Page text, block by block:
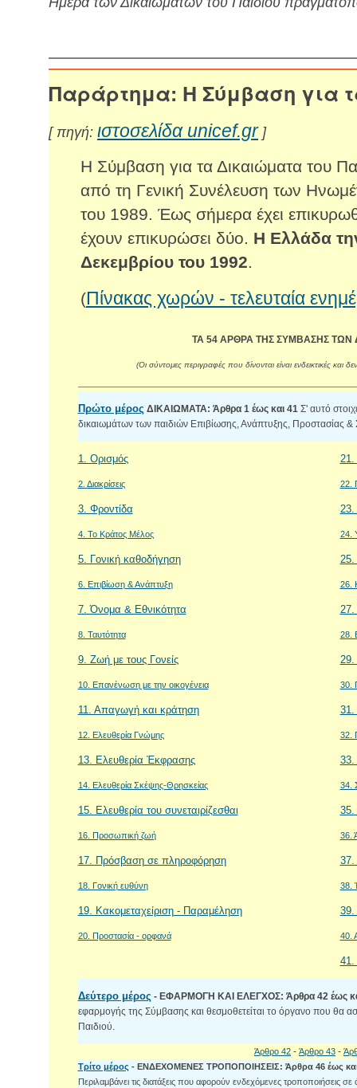
Παράρτημα: H Σύμβαση για
[ πηγή: ιστοσελίδα unicef.gr]
Η Σύμβαση για τα Δικαιώματα του
από τη Γενική Συνέλευση των
του 1989. Έως σήμερα έχει
έχουν επικυρώσει δύο. Η Ελλάδα
Δεκεμβρίου του 1992.
(Πίνακας χωρών - τελευταία
ΤΑ 54 ΑΡΘΡΑ ΤΗΣ ΣΥΜΒΑΣΗΣ ΤΩΝ
(Οι σύντομες περιγραφές που δίνονται είναι ενδεικτικές
Πρώτο μέρος ΔΙΚΑΙΩΜΑΤΑ: Άρθρα 1 έως και 41 Σ' αυτό
δικαιωμάτων των παιδιών Επιβίωσης, Ανάπτυξης, Προστασίας &
1. Ορισμός 21.
2. Διακρίσεις 22.
3. Φροντίδα 23.
4. Το Κράτος Μέλος 24.
5. Γονική καθοδήγηση 25.
6. Επιβίωση & Ανάπτυξη 26.
7. Όνομα & Εθνικότητα 27.
8. Ταυτότητα 28.
9. Ζωή με τους Γονείς 29.
10. Επανένωση με την οικογένεια 30.
11. Απαγωγή και κράτηση 31.
12. Ελευθερία Γνώμης 32.
13. Ελευθερία Έκφρασης 33.
14. Ελευθερία Σκέψης-Θρησκείας 34.
15. Ελευθερία του συνεταιρίζεσθαι 35.
16. Προσωπική ζωή 36.
17. Πρόσβαση σε πληροφόρηση 37.
18. Γονική ευθύνη 38.
19. Κακομεταχείριση - Παραμέληση 39.
20. Προστασία - ορφανά 40.
Δεύτερο μέρος - ΕΦΑΡΜΟΓΗ ΚΑΙ ΕΛΕΓΧΟΣ: Άρθρα 42 έως
εφαρμογής της Σύμβασης και θεσμοθετείται το όργανο που θα
Παιδιού.
Άρθρο 42 - Άρθρο 43 -
Τρίτο μέρος - ΕΝΔΕΧΟΜΕΝΕΣ ΤΡΟΠΟΠΟΙΗΣΕΙΣ: Άρθρα 46 έως
Περιλαμβάνει τις διατάξεις που αφορούν ενδεχόμενες τροποποιήσεις